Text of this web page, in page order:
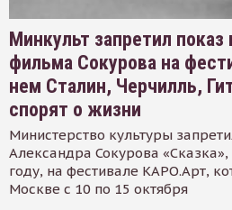
Минкульт запретил показ
фильма Сокурова на
нем Сталин, Черчилль,
спорят о жизни
Министерство культуры
Александра Сокурова
году, на фестивале КАРО.Арт,
Москве с 10 по 15 октября